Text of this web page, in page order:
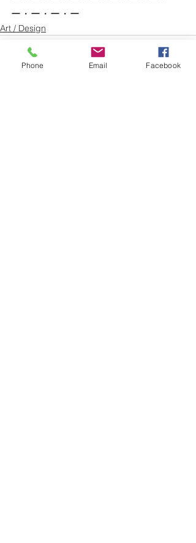
ー・ー・ー・ー
Art / Design
Phone Email Facebook